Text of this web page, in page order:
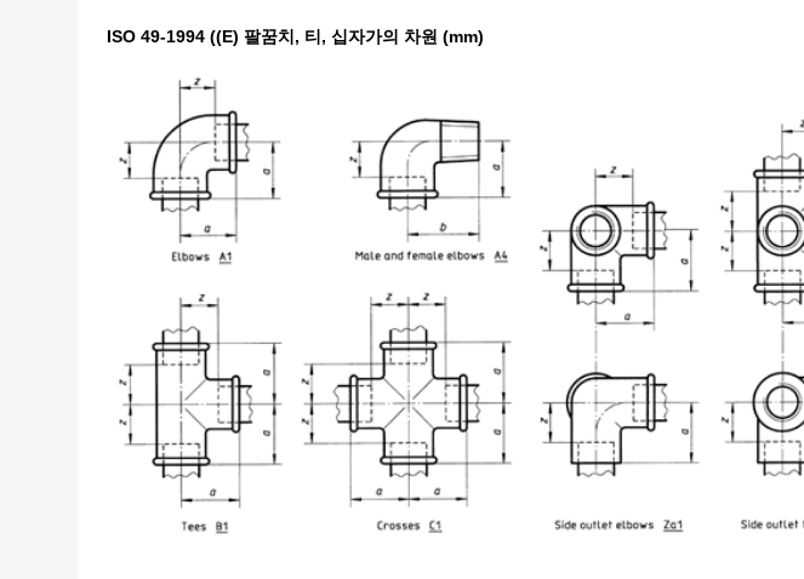
ISO 49-1994 ((E) 팔꿈치, 티, 십자가의 차원 (mm)